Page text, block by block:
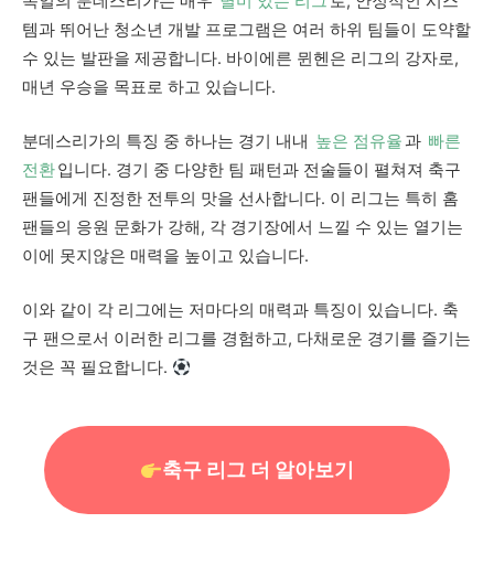
템과 뛰어난 청소년 개발 프로그램은 여러 하위 팀들이 도약할
수 있는 발판을 제공합니다. 바이에른 뮌헨은 리그의 강자로,
매년 우승을 목표로 하고 있습니다.
분데스리가의 특징 중 하나는 경기 내내 높은 점유율과 빠른
전환입니다. 경기 중 다양한 팀 패턴과 전술들이 펼쳐져 축구
팬들에게 진정한 전투의 맛을 선사합니다. 이 리그는 특히 홈
팬들의 응원 문화가 강해, 각 경기장에서 느낄 수 있는 열기는
이에 못지않은 매력을 높이고 있습니다.
이와 같이 각 리그에는 저마다의 매력과 특징이 있습니다. 축
구 팬으로서 이러한 리그를 경험하고, 다채로운 경기를 즐기는
것은 꼭 필요합니다.
축구 리그 더 알아보기